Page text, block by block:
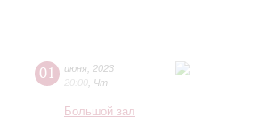
01 июня 2023
20:00 Чт
Большой зал